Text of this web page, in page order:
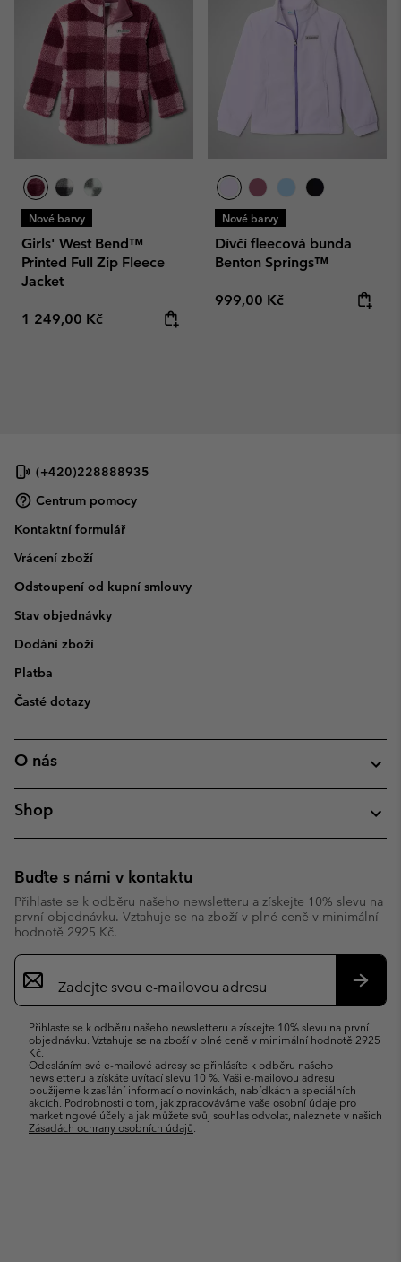
Nové barvy
Girls' West Bend™
Printed Full Zip Fleece
Jacket
Regular price:
1 249,00 Kč
Nové barvy
Dívčí fleecová bunda
Benton Springs™
Regular price:
999,00 Kč
(+420)228888935
Centrum pomocy
Kontaktní formulář
Vrácení zboží
Odstoupení od kupní smlouvy
Stav objednávky
Dodání zboží
Platba
Časté dotazy
O nás
Shop
Buďte s námi v kontaktu
Přihlaste se k odběru našeho newsletteru a získejte 10% slevu na
první objednávku. Vztahuje se na zboží v plné ceně v minimální
hodnotě 2925 Kč.
Přihlášení
odběru
mailů
Přihlaste se k odběru našeho newsletteru a získejte 10% slevu na první
objednávku. Vztahuje se na zboží v plné ceně v minimální hodnotě 2925
Kč.
Odesláním své e-mailové adresy se přihlásíte k odběru našeho
newsletteru a získáte uvítací slevu 10 %. Vaši e-mailovou adresu
použijeme k zasílání informací o novinkách, nabídkách a speciálních
akcích. Podrobnosti o tom, jak zpracováváme vaše osobní údaje pro
marketingové účely a jak můžete svůj souhlas odvolat, naleznete v našich
Zásadách ochrany osobních údajů